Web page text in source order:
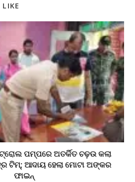
ପମ୍ପରେ ଅତର୍କିତ ଚଢ଼ଉ କଲା
ଟିମ୍; ଆଦାୟ ହେଲା ମୋଟା ଅଙ୍କର
ଫାଇନ୍